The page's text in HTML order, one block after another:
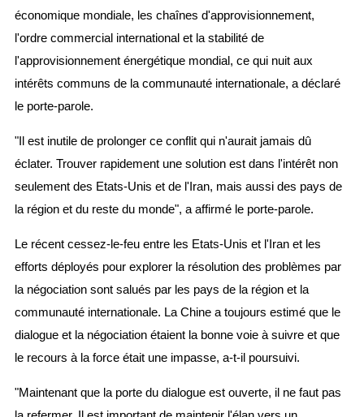
économique mondiale, les chaînes d'approvisionnement,
l'ordre commercial international et la stabilité de
l'approvisionnement énergétique mondial, ce qui nuit aux
intérêts communs de la communauté internationale, a déclaré
le porte-parole.
"Il est inutile de prolonger ce conflit qui n'aurait jamais dû
éclater. Trouver rapidement une solution est dans l'intérêt non
seulement des Etats-Unis et de l'Iran, mais aussi des pays de
la région et du reste du monde", a affirmé le porte-parole.
Le récent cessez-le-feu entre les Etats-Unis et l'Iran et les
efforts déployés pour explorer la résolution des problèmes par
la négociation sont salués par les pays de la région et la
communauté internationale. La Chine a toujours estimé que le
dialogue et la négociation étaient la bonne voie à suivre et que
le recours à la force était une impasse, a-t-il poursuivi.
"Maintenant que la porte du dialogue est ouverte, il ne faut pas